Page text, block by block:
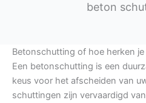
beton
Betonschutting of hoe herken
Een betonschutting is een
keus voor het afscheiden van
schuttingen zijn vervaardigd